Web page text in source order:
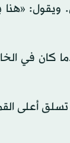
ويقول:
كان في
أعلى